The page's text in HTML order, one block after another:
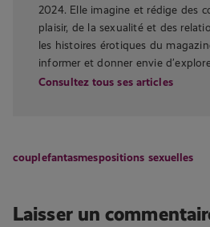
2024. Elle imagine et rédige des
plaisir, de la sexualité et des
les histoires érotiques du
informer et donner envie
Consultez tous ses articles
couplefantasmespositions sexuelles
Laisser un